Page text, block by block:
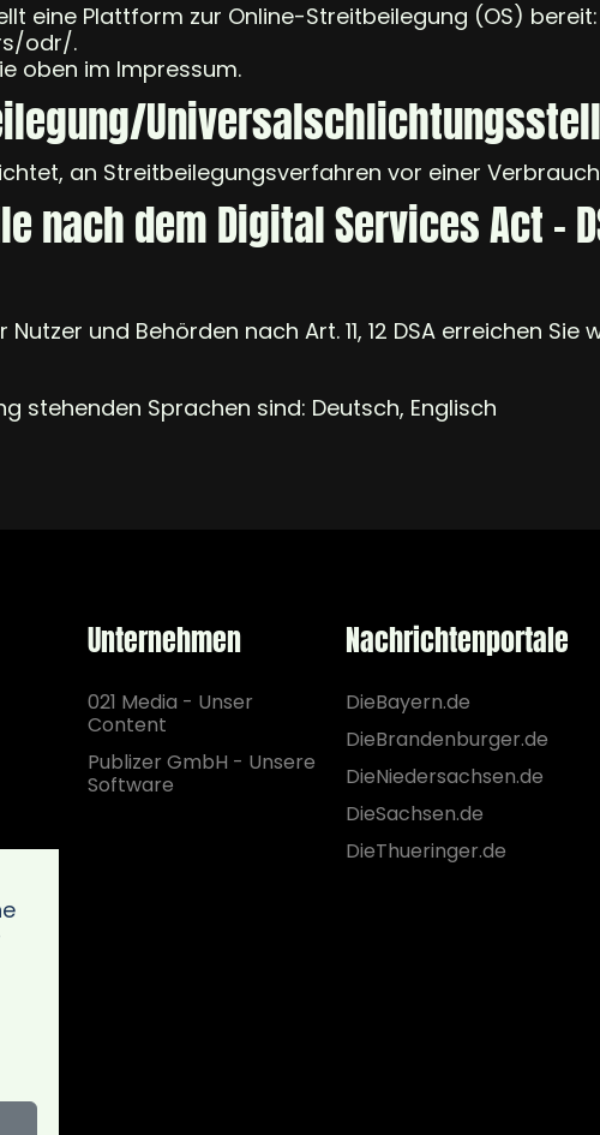
eine Plattform zur Online-Streitbeilegung (OS) bereit:
odr/.
oben im Impressum.
an Streitbeilegungsverfahren vor einer
nach dem Digital Services Act -
und Behörden nach Art. 11, 12 DSA erreichen Sie
stehenden Sprachen sind: Deutsch, Englisch
Unternehmen
021 Media - Unser
Content
Publizer GmbH - Unsere
Software
Nachrichtenportale
DieBayern.de
DieBrandenburger.de
DieNiedersachsen.de
DieSachsen.de
DieThueringer.de